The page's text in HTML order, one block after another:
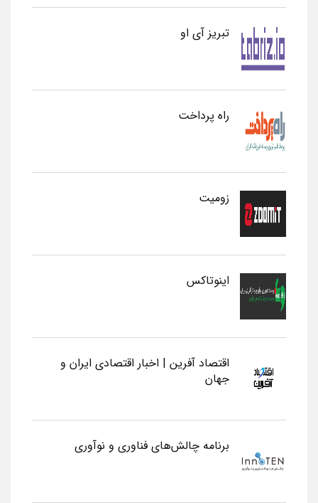
تبریز آی او
راه پرداخت
زومیت
اینوتاکس
اقتصاد آفرین | اخبار اقتصادی ایران و
جهان
برنامه چالش‌های فناوری و نوآوری